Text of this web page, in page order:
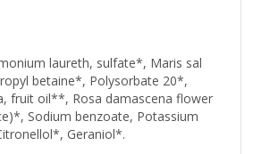
laureth, sulfate*, Maris sal
betaine*, Polysorbate 20*,
fruit oil**, Rosa damascena flower
Sodium benzoate, Potassium
Geraniol*.